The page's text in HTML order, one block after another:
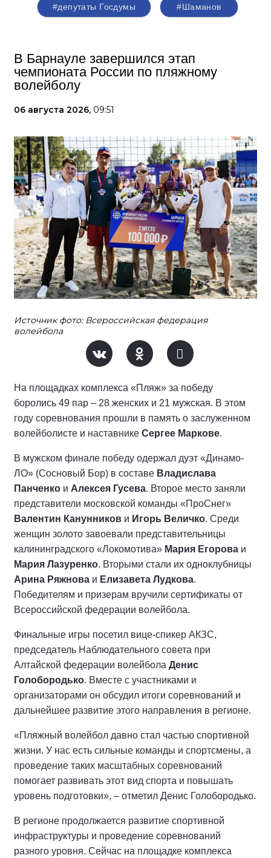
#депутаты Госдумы #Шаманов
В Барнауле завершился этап
чемпионата России по пляжному
волейболу
06 августа 2026, 09:51
Источник фото: Всероссийская федерация
волейбола
На площадках комплекса «Пляж» за победу
боролись 49 пар – 28 женских и 21 мужская. В этом
году соревнования прошли в память о заслуженном
волейболисте и наставнике Сергее Маркове.
В мужском финале победу одержал дуэт «Динамо-
ЛО» (Сосновый Бор) в составе Владислава
Панченко и Алексея Гусева. Второе место заняли
представители московской команды «ПроСнег»
Валентин Канунников и Игорь Величко. Среди
женщин золото завоевали представительницы
калининградского «Локомотива» Мария Егорова и
Мария Лазуренко. Вторыми стали их одноклубницы
Арина Ряжнова и Елизавета Лудкова.
Победителям и призерам вручили сертификаты от
Всероссийской федерации волейбола.
Финальные игры посетил вице-спикер АКЗС,
председатель Наблюдательного совета при
Алтайской федерации волейбола Денис
Голобородько. Вместе с участниками и
организаторами он обсудил итоги соревнований и
дальнейшее развитие этого направления в регионе.
«Пляжный волейбол давно стал частью спортивной
жизни. У нас есть сильные команды и спортсмены, а
проведение таких масштабных соревнований
помогает развивать этот вид спорта и повышать
уровень подготовки», – отметил Денис Голобородько.
В регионе продолжается развитие спортивной
инфраструктуры и проведение соревнований
разного уровня. Сейчас на площадке комплекса